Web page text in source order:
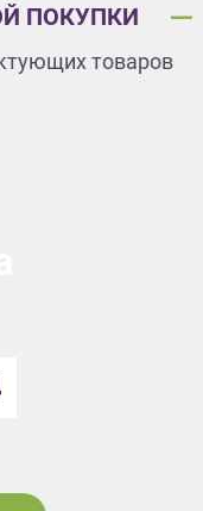
ПОКУПКИ
товаров